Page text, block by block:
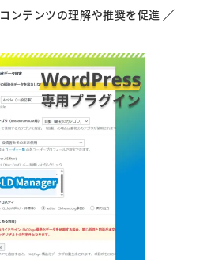
ンテンツの理解や推奨を促進